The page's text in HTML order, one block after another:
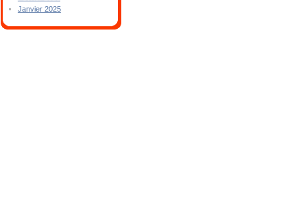
Janvier 2025